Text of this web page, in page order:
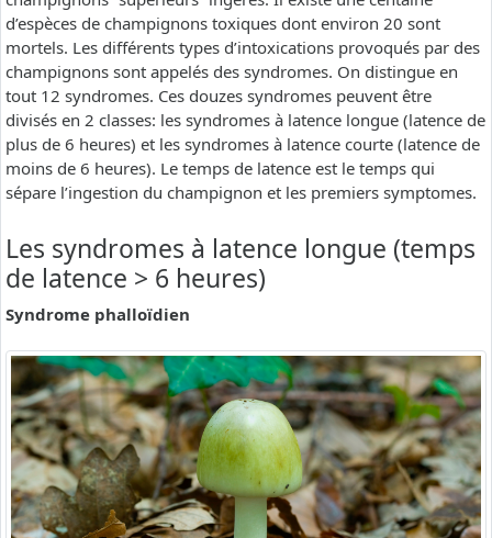
d’espèces de champignons toxiques dont environ 20 sont
mortels. Les différents types d’intoxications provoqués par des
champignons sont appelés des syndromes. On distingue en
tout 12 syndromes. Ces douzes syndromes peuvent être
divisés en 2 classes: les syndromes à latence longue (latence de
plus de 6 heures) et les syndromes à latence courte (latence de
moins de 6 heures). Le temps de latence est le temps qui
sépare l’ingestion du champignon et les premiers symptomes.
Les syndromes à latence longue (temps
de latence > 6 heures)
Syndrome phalloïdien